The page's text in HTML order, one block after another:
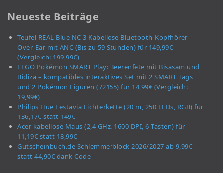
Neueste Beiträge
Teufel REAL Blue NC 3 Kabellose Bluetooth-Kopfhörer
Over-Ear mit ANC (Bis zu 59 Stunden) für 149,99€
(Vergleich: 199,99€)
LEGO Pokémon SMART Play: Beerenfete mit Bisasam und
Bidiza – kompatibles interaktives Set mit 2 SMART Tags
und 2 Pokémon Figuren (72155) für 14,99€ (Vergleich:
19,99€)
Philips Hue Festavia Lichterkette (20 m, 250 LEDs, RGB) für
136,17€ statt 149€
Acer kabellose Maus (2,4 GHz, 1600 DPI, 6 Tasten) für
11,19€ statt 18,99€
Gutscheinbuch.de Schlemmerblock 2026/2027 ab 9,99€
statt 44,90€ dank Code